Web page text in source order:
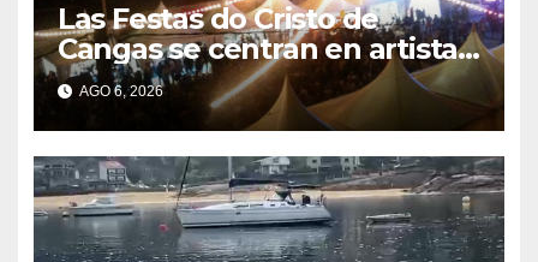
Las Festas do Cristo de
Cangas se centran en artistas
gallegos
AGO 6, 2026